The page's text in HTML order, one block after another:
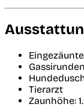
Tierarzt
Zaunhöhe: